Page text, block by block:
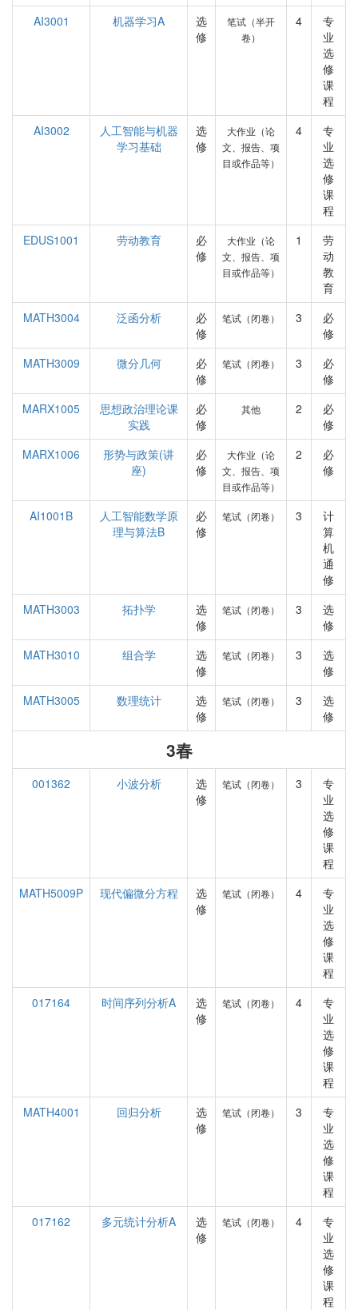
AI3001
机器学习A
选
修
笔试（半开
卷）
4
专
业
选
修
课
程
AI3002
人工智能与机器
学习基础
选
修
大作业（论
文、报告、项
目或作品等）
4
专
业
选
修
课
程
EDUS1001
劳动教育
必
修
大作业（论
文、报告、项
目或作品等）
1
劳
动
教
育
MATH3004
泛函分析
必
修
笔试（闭卷） 3
必
修
MATH3009
微分几何
必
修
笔试（闭卷） 3
必
修
MARX1005
思想政治理论课
实践
必
修
其他 2
必
修
MARX1006
形势与政策(讲
座)
必
修
大作业（论
文、报告、项
目或作品等）
2
必
修
AI1001B
人工智能数学原
理与算法B
必
修
笔试（闭卷） 3
计
算
机
通
修
MATH3003
拓扑学
选
修
笔试（闭卷） 3
选
修
MATH3010
组合学
选
修
笔试（闭卷） 3
选
修
MATH3005
数理统计
选
修
笔试（闭卷） 3
选
修
3春
001362 小波分析
选
修
笔试（闭卷） 3
专
业
选
修
课
程
MATH5009P
现代偏微分方程
选
修
笔试（闭卷） 4
专
业
选
修
课
程
017164
时间序列分析A
选
修
笔试（闭卷） 4
专
业
选
修
课
程
MATH4001
回归分析
选
修
笔试（闭卷） 3
专
业
选
修
课
程
017162
多元统计分析A
选
修
笔试（闭卷） 4
专
业
选
修
课
程